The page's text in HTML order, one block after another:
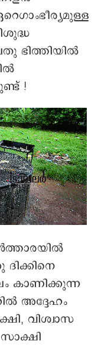
ഭിത്തിയിൽ
!
കാണിക്കുന്ന
അദ്ദേഹം
വിശ്വാസ